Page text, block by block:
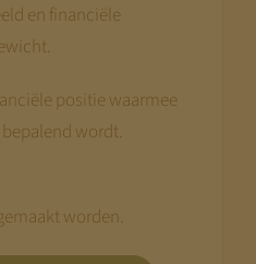
en financiële
positie waarmee
bepalend wordt.
worden.